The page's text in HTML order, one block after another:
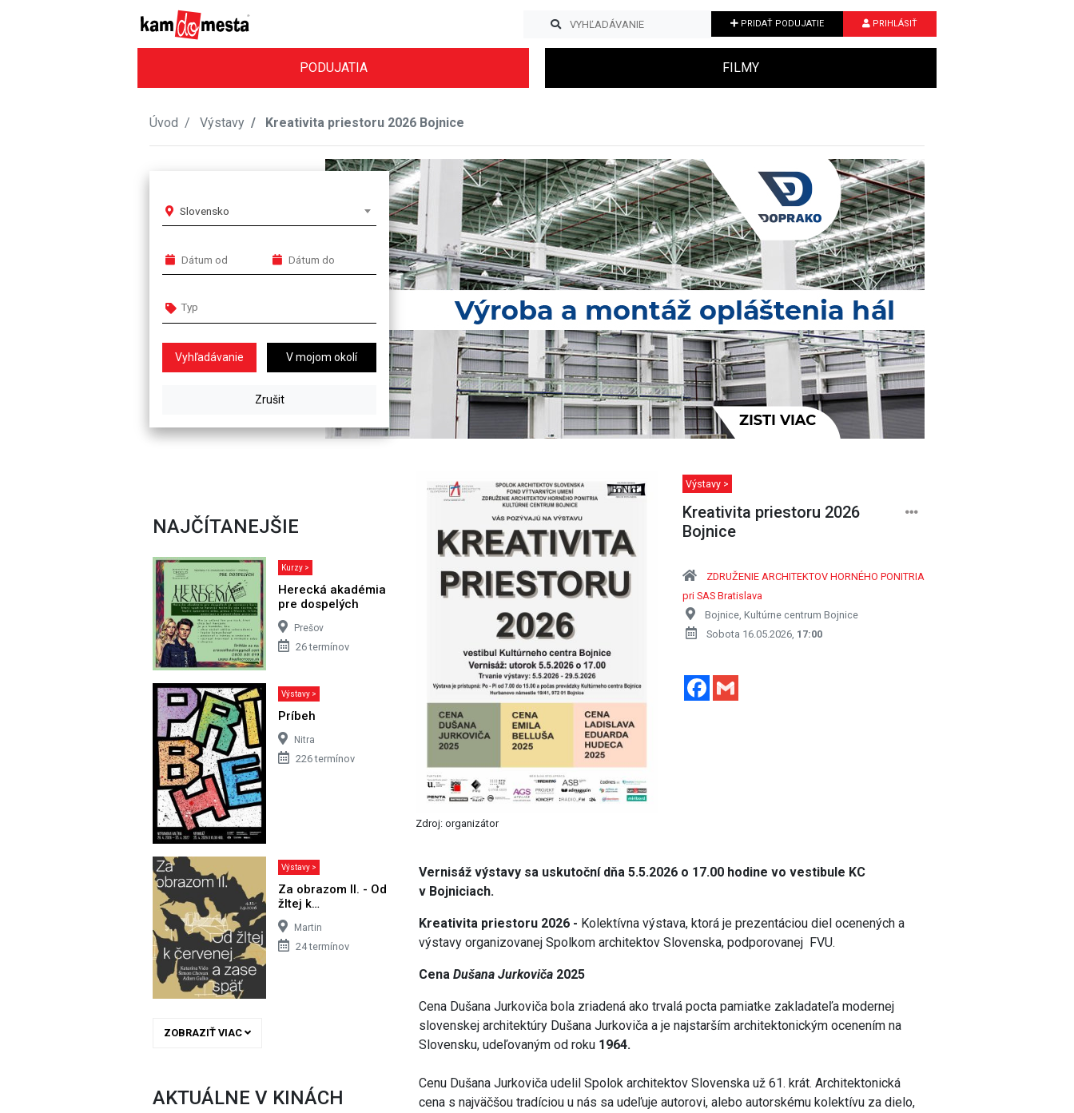
PRIDAŤ PODUJATIE PRIHLÁSIŤ
PODUJATIA FILMY
Úvod Výstavy Kreativita priestoru 2026 Bojnice
Slovensko
V mojom okolí
Next
NAJČÍTANEJŠIE
Kurzy >
Herecká akadémia
pre dospelých
Prešov
26 termínov
Výstavy >
Príbeh
Nitra
226 termínov
Výstavy >
Za obrazom II. - Od
žltej k…
Martin
24 termínov
ZOBRAZIŤ VIAC
AKTUÁLNE V KINÁCH
Zdroj: organizátor
Výstavy >
Kreativita priestoru 2026
Bojnice
ZDRUŽENIE ARCHITEKTOV HORNÉHO PONITRIA
pri SAS Bratislava
Bojnice, Kultúrne centrum Bojnice
Sobota 16.05.2026, 17:00
Facebook
Vernisáž výstavy sa uskutoční dňa 5.5.2026 o 17.00 hodine vo vestibule KC
v Bojniciach.
Kreativita priestoru 2026 - Kolektívna výstava, ktorá je prezentáciou diel ocenených a
výstavy organizovanej Spolkom architektov Slovenska, podporovanej FVU.
CenaDušana Jurkoviča 2025
Cena Dušana Jurkoviča bola zriadená ako trvalá pocta pamiatke zakladateľa modernej
slovenskej architektúry Dušana Jurkoviča a je najstarším architektonickým ocenením na
Slovensku, udeľovaným od roku 1964.
Cenu Dušana Jurkoviča udelil Spolok architektov Slovenska už 61. krát. Architektonická
cena s najväčšou tradíciou u nás sa udeľuje autorovi, alebo autorskému kolektívu za dielo,